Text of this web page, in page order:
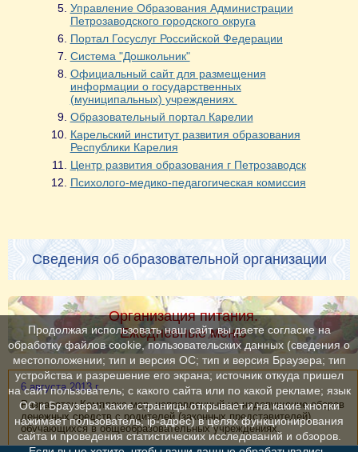
Управление Образования Администрации
Петрозаводского городского округа
Портал Госуслуг Российской Федерации
Система "Дошкольник"
Официальный сайт для размещения
информации о государственных
(муниципальных) учреждениях
Образовательный портал Карелии
Карельский институт развития образования
Республики Карелия
Центр развития образования г Петрозаводск
Психолого-медико-педагогическая комиссия
Сведения об образовательной организации
Организация питания.
Ежедневные меню
6 августа 2013 г.
Разработан Комплекс мер, направленный на недопущение сборов
денежных средств с родителей (законных представителей)
обучающихся в общеобразовательных учреждениях.
Продолжая использовать наш сайт, вы даете согласие на
обработку файлов cookie, пользовательских данных (сведения о
местоположении; тип и версия ОС; тип и версия Браузера; тип
устройства и разрешение его экрана; источник откуда пришел
на сайт пользователь; с какого сайта или по какой рекламе; язык
ОС и Браузера; какие страницы открывает и на какие кнопки
нажимает пользователь; ip-адрес) в целях функционирования
сайта и проведения статистических исследований и обзоров.